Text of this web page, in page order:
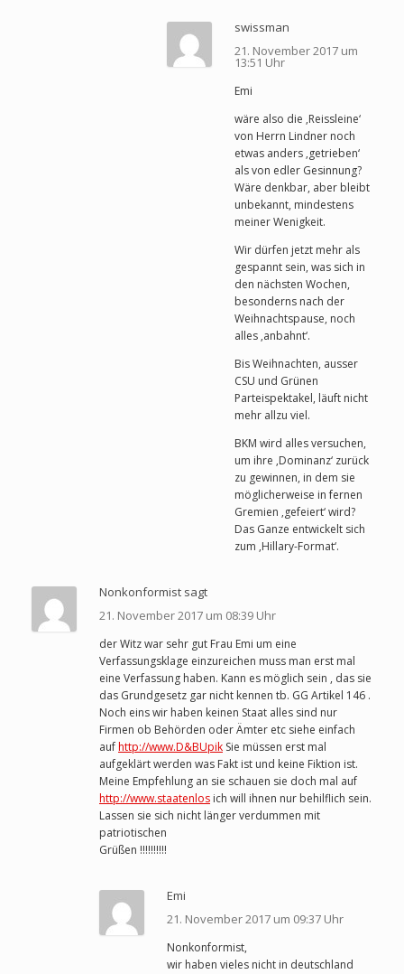
swissman
21. November 2017 um
13:51 Uhr
Emi
wäre also die ‚Reissleine‘
von Herrn Lindner noch
etwas anders ‚getrieben‘
als von edler Gesinnung?
Wäre denkbar, aber bleibt
unbekannt, mindestens
meiner Wenigkeit.
Wir dürfen jetzt mehr als
gespannt sein, was sich in
den nächsten Wochen,
besonderns nach der
Weihnachtspause, noch
alles ‚anbahnt‘.
Bis Weihnachten, ausser
CSU und Grünen
Parteispektakel, läuft nicht
mehr allzu viel.
BKM wird alles versuchen,
um ihre ‚Dominanz‘ zurück
zu gewinnen, in dem sie
möglicherweise in fernen
Gremien ‚gefeiert‘ wird?
Das Ganze entwickelt sich
zum ‚Hillary-Format‘.
Nonkonformist sagt
21. November 2017 um 08:39 Uhr
der Witz war sehr gut Frau Emi um eine
Verfassungsklage einzureichen muss man erst mal
eine Verfassung haben. Kann es möglich sein , das sie
das Grundgesetz gar nicht kennen tb. GG Artikel 146 .
Noch eins wir haben keinen Staat alles sind nur
Firmen ob Behörden oder Ämter etc siehe einfach
aufhttp://www.D&BUpik Sie müssen erst mal
aufgeklärt werden was Fakt ist und keine Fiktion ist.
Meine Empfehlung an sie schauen sie doch mal auf
http://www.staatenlos ich will ihnen nur behilflich sein.
Lassen sie sich nicht länger verdummen mit
patriotischen
Grüßen !!!!!!!!!!
Emi
21. November 2017 um 09:37 Uhr
Nonkonformist,
wir haben vieles nicht in deutschland